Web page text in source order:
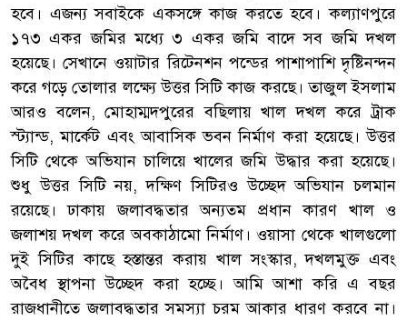
হবে। এজন্য সবাইকে একসঙ্গে কাজ করতে হবে। কল্যাণপুরে
১৭৩ একর জমির মধ্যে ৩ একর জমি বাদে সব জমি দখল
হয়েছে। সেখানে ওয়াটার রিটেনশন পন্ডের পাশাপাশি দৃষ্টিনন্দন
করে গড়ে তোলার লক্ষ্যে উত্তর সিটি কাজ করছে। তাজুল ইসলাম
আরও বলেন, মোহাম্মদপুরের বছিলায় খাল দখল করে ট্রাক
স্ট্যান্ড, মার্কেট এবং আবাসিক ভবন নির্মাণ করা হয়েছে। উত্তর
সিটি থেকে অভিযান চালিয়ে খালের জমি উদ্ধার করা হয়েছে।
শুধু উত্তর সিটি নয়, দক্ষিণ সিটিরও উচ্ছেদ অভিযান চলমান
রয়েছে। ঢাকায় জলাবদ্ধতার অন্যতম প্রধান কারণ খাল ও
জলাশয় দখল করে অবকাঠামো নির্মাণ। ওয়াসা থেকে খালগুলো
দুই সিটির কাছে হস্তান্তর করায় খাল সংস্কার, দখলমুক্ত এবং
অবৈধ স্থাপনা উচ্ছেদ করা হচ্ছে। আমি আশা করি এ বছর
রাজধানীতে জলাবদ্ধতার সমস্যা চরম আকার ধারণ করবে না।